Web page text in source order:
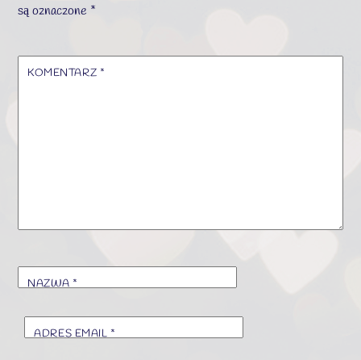
są oznaczone *
KOMENTARZ *
NAZWA *
ADRES EMAIL*